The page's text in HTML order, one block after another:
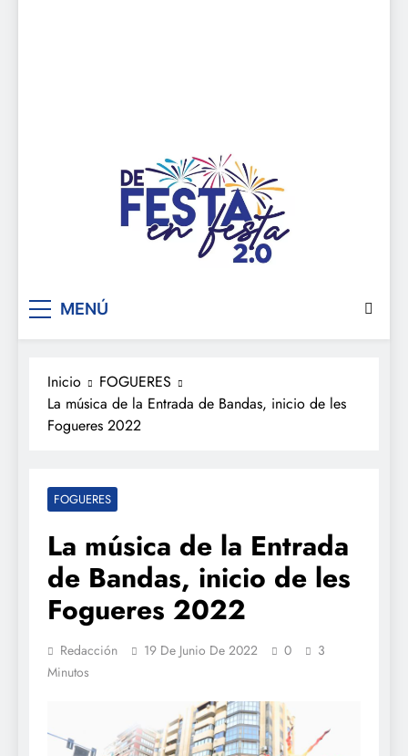
De festa en festa 2.0
MENÚ
Inicio
FOGUERES
La música de la Entrada de Bandas, inicio de les
Fogueres 2022
FOGUERES
La música de la Entrada
de Bandas, inicio de les
Fogueres 2022
Redacción 19 De Junio De 2022 0
3
Minutos